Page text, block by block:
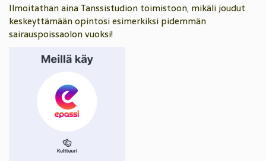
Ilmoitathan aina Tanssistudion toimistoon, mikäli joudut
keskeyttämään opintosi esimerkiksi pidemmän
sairauspoissaolon vuoksi!